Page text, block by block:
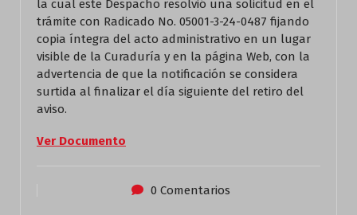
la cual este Despacho resolvió una solicitud en el
trámite con Radicado No. 05001-3-24-0487 fijando
copia íntegra del acto administrativo en un lugar
visible de la Curaduría y en la página Web, con la
advertencia de que la notificación se considera
surtida al finalizar el día siguiente del retiro del
aviso.
Ver Documento
0 Comentarios